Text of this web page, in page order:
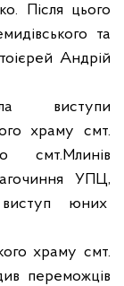
Після цього
та
Андрій
виступи
храму смт.
смт.Млинів
УПЦ,
виступ юних
храму смт.
переможців